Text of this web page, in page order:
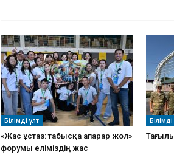
Білімді ұлт
«Жас ұстаз: табысқа апарар жол»
форумы еліміздің жас